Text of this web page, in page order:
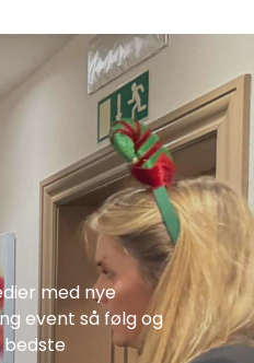
med nye
event så følg og
bedste